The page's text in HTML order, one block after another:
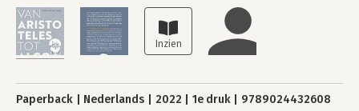
Paperback Nederlands 2022 1e druk 9789024432608